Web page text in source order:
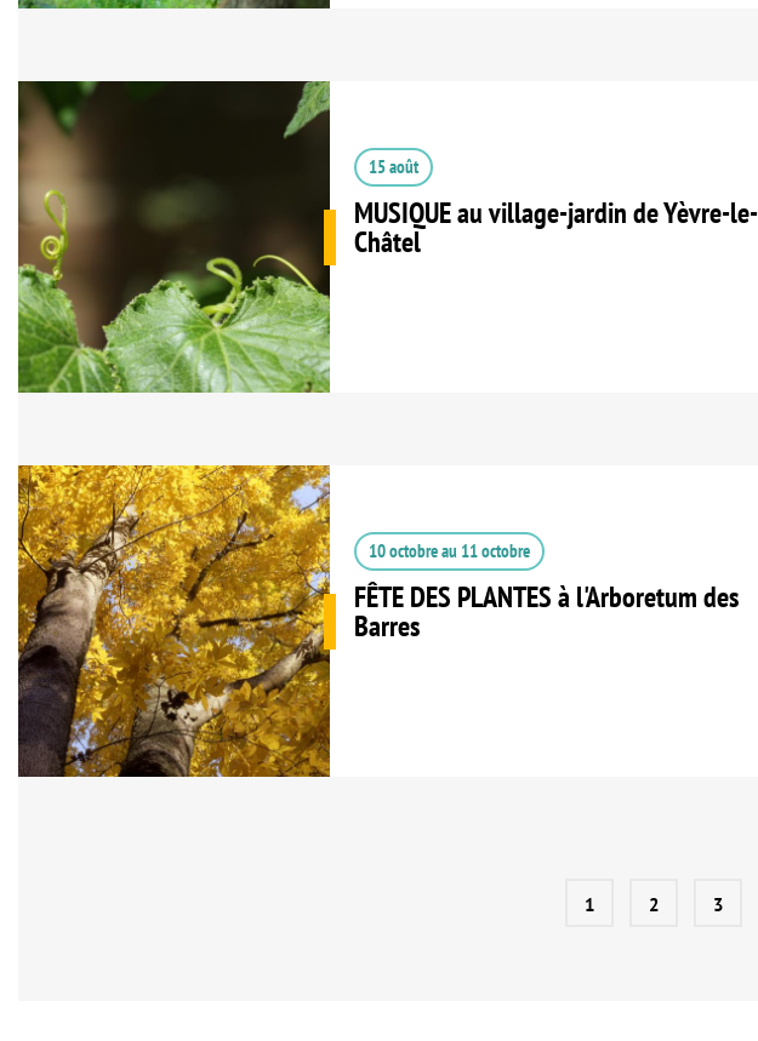
15 août
MUSIQUE au village-jardin de Yèvre-le-
Châtel
10 octobreau 11 octobre
FÊTE DES PLANTES à l'Arboretum des
Barres
1 2 3